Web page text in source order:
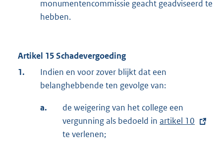
monumentencommissie geacht geadviseerd te
hebben.
Artikel 15 Schadevergoeding
1.
Indien en voor zover blijkt dat een
belanghebbende ten gevolge van:
a.
de weigering van het college een
vergunning als bedoeld in E
artikel 10
te verlenen;